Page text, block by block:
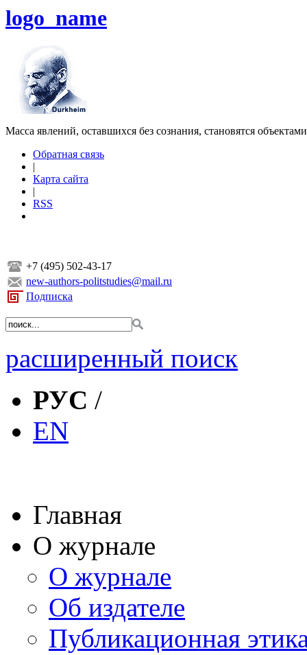
logo_name
Масса явлений, оставшихся без сознания, становятся
Обратная связь
|
Карта сайта
|
RSS
+7 (495) 502-43-17
new-authors-politstudies@mail.ru
Подписка
расширенный поиск
РУС /
EN
Главная
О журнале
О журнале
Об издателе
Публикационная